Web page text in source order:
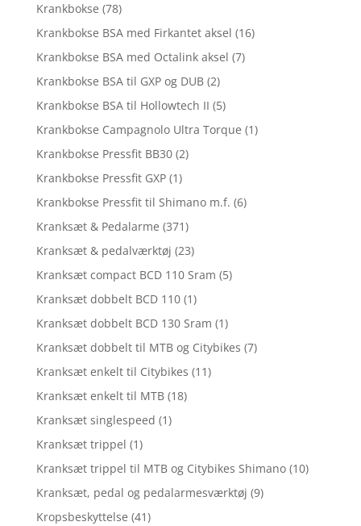
Krankbokse (78)
Krankbokse BSA med Firkantet aksel (16)
Krankbokse BSA med Octalink aksel (7)
Krankbokse BSA til GXP og DUB (2)
Krankbokse BSA til Hollowtech II (5)
Krankbokse Campagnolo Ultra Torque (1)
Krankbokse Pressfit BB30 (2)
Krankbokse Pressfit GXP (1)
Krankbokse Pressfit til Shimano m.f. (6)
Kranksæt & Pedalarme (371)
Kranksæt & pedalværktøj (23)
Kranksæt compact BCD 110 Sram (5)
Kranksæt dobbelt BCD 110 (1)
Kranksæt dobbelt BCD 130 Sram (1)
Kranksæt dobbelt til MTB og Citybikes (7)
Kranksæt enkelt til Citybikes (11)
Kranksæt enkelt til MTB (18)
Kranksæt singlespeed (1)
Kranksæt trippel (1)
Kranksæt trippel til MTB og Citybikes Shimano (10)
Kranksæt, pedal og pedalarmesværktøj (9)
Kropsbeskyttelse (41)